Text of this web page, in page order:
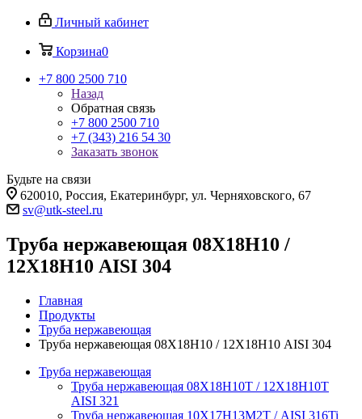
Личный кабинет
Корзина0
+7 800 2500 710
Назад
Обратная связь
+7 800 2500 710
+7 (343) 216 54 30
Заказать звонок
Будьте на связи
620010, Россия, Екатеринбург, ул. Черняховского, 67
sv@utk-steel.ru
Труба нержавеющая 08Х18Н10 /
12Х18Н10 AISI 304
Главная
Продукты
Труба нержавеющая
Труба нержавеющая 08Х18Н10 / 12Х18Н10 AISI 304
Труба нержавеющая
Труба нержавеющая 08Х18Н10Т / 12Х18Н10Т
AISI 321
Труба нержавеющая 10Х17Н13М2Т / AISI 316Ti